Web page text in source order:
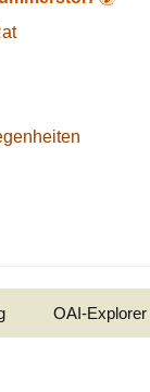
OAI-Explorer